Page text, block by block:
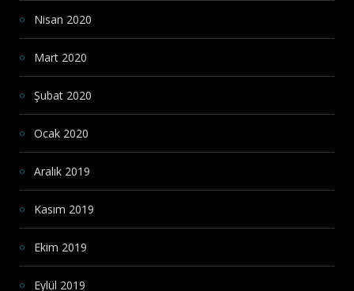
Nisan 2020
Mart 2020
Şubat 2020
Ocak 2020
Aralık 2019
Kasım 2019
Ekim 2019
Eylül 2019